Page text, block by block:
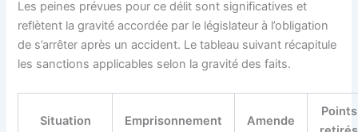
Les peines prévues pour ce délit sont significatives et
reflètent la gravité accordée par le législateur à l’obligation
de s’arrêter après un accident. Le tableau suivant récapitule
les sanctions applicables selon la gravité des faits.
Situation Emprisonnement Amende
Points